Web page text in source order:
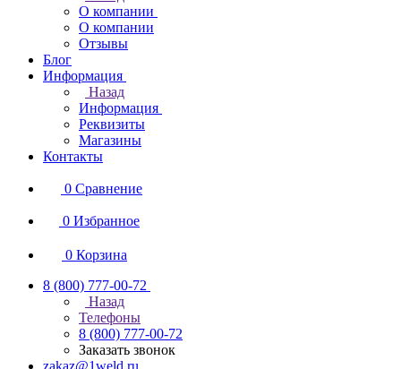
О компании
О компании
Отзывы
Блог
Информация
Назад
Информация
Реквизиты
Магазины
Контакты
0 Сравнение
0 Избранное
0 Корзина
8 (800) 777-00-72
Назад
Телефоны
8 (800) 777-00-72
Заказать звонок
zakaz@1weld.ru